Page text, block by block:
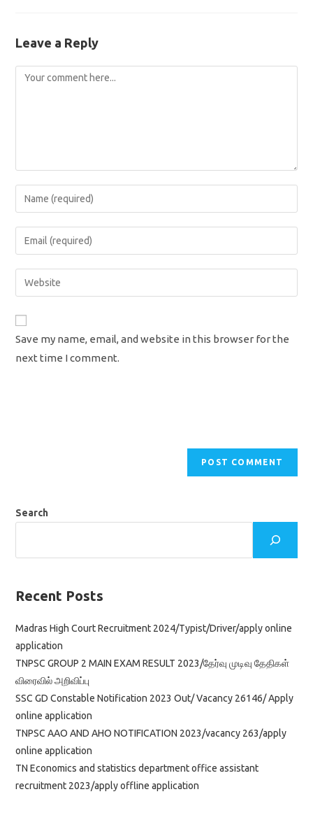
Leave a Reply
Comment
Enter
your
name
comment
Enter
your
email
address
Enter
your
URL
(optional)
Save my name, email, and website in this browser for the
next time I comment.
Search
Recent Posts
Madras High Court Recruitment 2024/Typist/Driver/apply online
application
TNPSC GROUP 2 MAIN EXAM RESULT 2023/தேர்வு முடிவு தேதிகள்
விரைவில் அறிவிப்பு
SSC GD Constable Notification 2023 Out/ Vacancy 26146/ Apply
online application
TNPSC AAO AND AHO NOTIFICATION 2023/vacancy 263/apply
online application
TN Economics and statistics department office assistant
recruitment 2023/apply offline application